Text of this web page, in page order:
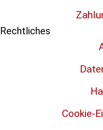
Rechtliches
Cookie-